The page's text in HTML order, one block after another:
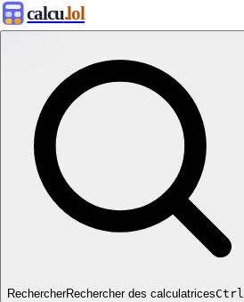
calcu.lol
RechercherRechercher des calculatricesCtrl